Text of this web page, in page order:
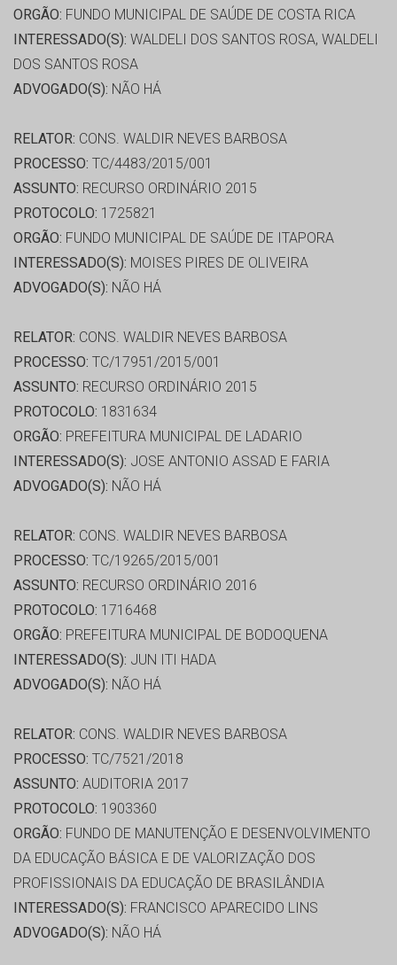
ORGÃO: FUNDO MUNICIPAL DE SAÚDE DE COSTA RICA
INTERESSADO(S): WALDELI DOS SANTOS ROSA, WALDELI
DOS SANTOS ROSA
ADVOGADO(S): NÃO HÁ
RELATOR: CONS. WALDIR NEVES BARBOSA
PROCESSO: TC/4483/2015/001
ASSUNTO: RECURSO ORDINÁRIO 2015
PROTOCOLO: 1725821
ORGÃO: FUNDO MUNICIPAL DE SAÚDE DE ITAPORA
INTERESSADO(S): MOISES PIRES DE OLIVEIRA
ADVOGADO(S): NÃO HÁ
RELATOR: CONS. WALDIR NEVES BARBOSA
PROCESSO: TC/17951/2015/001
ASSUNTO: RECURSO ORDINÁRIO 2015
PROTOCOLO: 1831634
ORGÃO: PREFEITURA MUNICIPAL DE LADARIO
INTERESSADO(S): JOSE ANTONIO ASSAD E FARIA
ADVOGADO(S): NÃO HÁ
RELATOR: CONS. WALDIR NEVES BARBOSA
PROCESSO: TC/19265/2015/001
ASSUNTO: RECURSO ORDINÁRIO 2016
PROTOCOLO: 1716468
ORGÃO: PREFEITURA MUNICIPAL DE BODOQUENA
INTERESSADO(S): JUN ITI HADA
ADVOGADO(S): NÃO HÁ
RELATOR: CONS. WALDIR NEVES BARBOSA
PROCESSO: TC/7521/2018
ASSUNTO: AUDITORIA 2017
PROTOCOLO: 1903360
ORGÃO: FUNDO DE MANUTENÇÃO E DESENVOLVIMENTO
DA EDUCAÇÃO BÁSICA E DE VALORIZAÇÃO DOS
PROFISSIONAIS DA EDUCAÇÃO DE BRASILÂNDIA
INTERESSADO(S): FRANCISCO APARECIDO LINS
ADVOGADO(S): NÃO HÁ